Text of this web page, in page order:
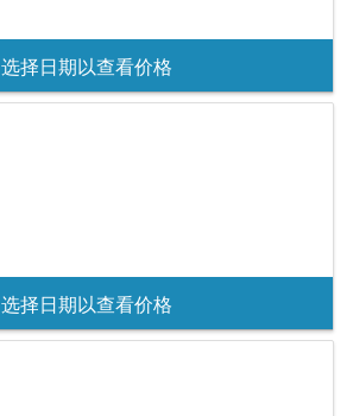
选择日期以查看价格
选择日期以查看价格